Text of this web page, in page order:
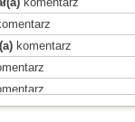
komentarz
komentarz